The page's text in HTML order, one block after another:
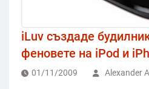
iLuv създаде
феновете на iPod и
01/11/2009 Alexander